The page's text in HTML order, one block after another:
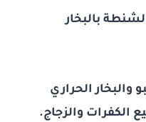
بالبخار
والبخار الحراري
الكفرات والزجاج.